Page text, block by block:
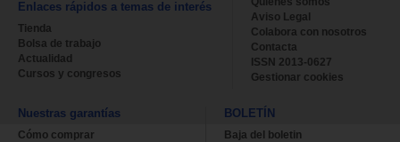
Enlaces rápidos a temas de interés
Tienda
Bolsa de trabajo
Actualidad
Cursos y congresos
Aviso Legal
Colabora con nosotros
Contacta
ISSN 2013-0627
Gestionar cookies
Nuestras garantías
Cómo comprar
BOLETÍN
Baja del boletin